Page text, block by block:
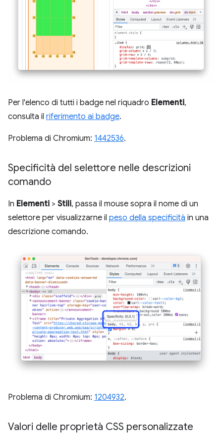
Per l'elenco di tutti i badge nel riquadro Elementi,
consulta il riferimento ai badge.
Problema di Chromium: 1442536.
Specificità del selettore nelle descrizioni
comando
In Elementi > Stili, passa il mouse sopra il nome di un
selettore per visualizzarne il peso della specificità in una
descrizione comando.
Problema di Chromium: 1204932.
Valori delle proprietà CSS personalizzate